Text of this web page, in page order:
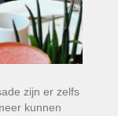
zijn er zelfs
kunnen